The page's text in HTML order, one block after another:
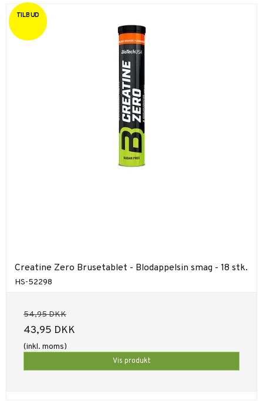
TILBUD
Creatine Zero Brusetablet - Blodappelsin smag - 18 stk.
HS-52298
54,95 DKK
43,95 DKK
(inkl. moms)
Vis produkt